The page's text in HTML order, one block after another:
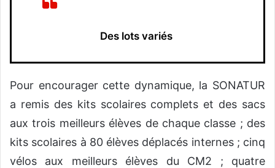
Des lots variés
Pour encourager cette dynamique, la SONATUR
a remis des kits scolaires complets et des sacs
aux trois meilleurs élèves de chaque classe ; des
kits scolaires à 80 élèves déplacés internes ; cinq
vélos aux meilleurs élèves du CM2 ; quatre